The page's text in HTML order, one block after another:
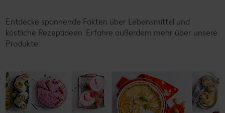
Entdecke spannende Fakten über Lebensmittel und
köstliche Rezeptideen. Erfahre außerdem mehr über unsere
Produkte!